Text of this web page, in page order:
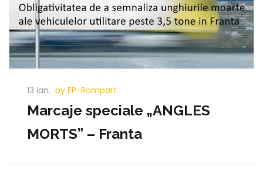
13 ian. by EP-Rompart
Marcaje speciale „ANGLES
MORTS” – Franta